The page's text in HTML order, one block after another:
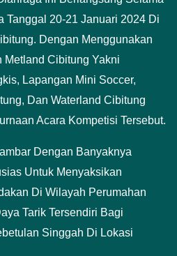
Tanggal 20-21 Januari 2024 Di
Dengan Menggunakan
Metland Cibitung Yakni
Lapangan Mini Soccer,
Dan Waterland Cibitung
Acara Kompetisi Tersebut.
Dengan Banyaknya
Untuk Menyaksikan
Di Wilayah Perumahan
Tarik Tersendiri Bagi
Singgah Di Lokasi